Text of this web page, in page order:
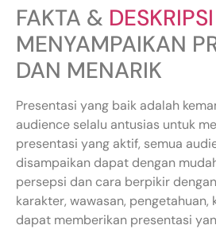
FAKTA &
MENYAMPAIKAN
DAN MENARIK
Presentasi yang baik adalah
audience selalu antusias untuk
presentasi yang aktif, semua
disampaikan dapat dengan
persepsi dan cara berpikir
karakter, wawasan,
dapat memberikan presentasi